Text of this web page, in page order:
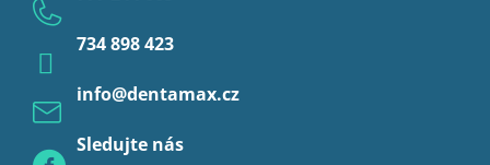
Anestezie
Profylaxe
info@dentamax.cz
734 898 423
Sledujte nás